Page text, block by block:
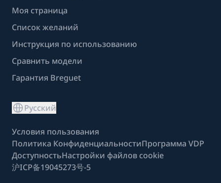
Моя страница
Список желаний
Инструкция по использованию
Сравнить модели
Гарантия Breguet
Русский
Условия пользования
Политика КонфиденциальностиПрограмма VDP
ДоступностьНастройки файлов cookie
沪ICP备19045273号-5